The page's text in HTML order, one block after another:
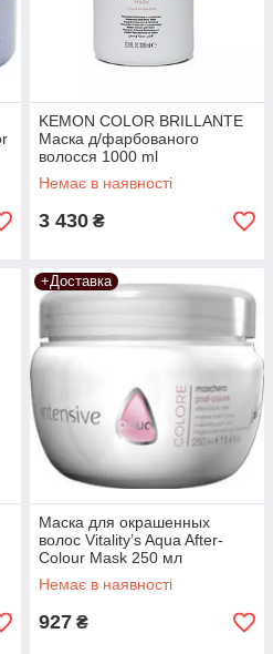
KEMON COLOR BRILLANTE
Маска д/фарбованого
волосся 1000 ml
Немає в наявності
3 430 ₴
+Доставка
Маска для окрашенных
волос Vitality’s Aqua After-
Colour Mask 250 мл
Немає в наявності
927 ₴